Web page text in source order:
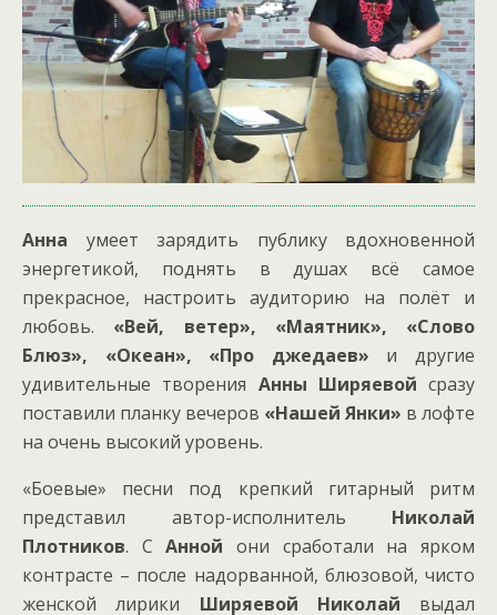
Анна умеет зарядить публику вдохновенной
энергетикой, поднять в душах всё самое
прекрасное, настроить аудиторию на полёт и
любовь. «Вей, ветер», «Маятник», «Слово
Блюз», «Океан», «Про джедаев» и другие
удивительные творения Анны Ширяевой сразу
поставили планку вечеров «Нашей Янки» в лофте
на очень высокий уровень.
«Боевые» песни под крепкий гитарный ритм
представил автор-исполнитель Николай
Плотников. САнной они сработали на ярком
контрасте – после надорванной, блюзовой, чисто
женской лирики Ширяевой Николай выдал